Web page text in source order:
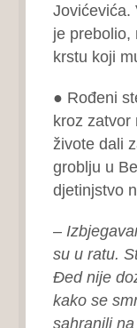
Jovićevića.
je prebolio,
krstu koji
● Rođeni
kroz zatvor
živote dali
groblju u
djetinjstvo
–
su u ratu.
Đed nije
kako se
sahranili